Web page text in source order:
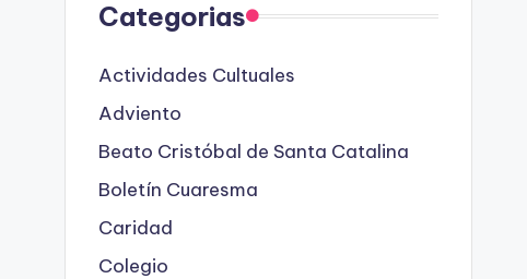
Categorias
Actividades Cultuales
Adviento
Beato Cristóbal de Santa Catalina
Boletín Cuaresma
Caridad
Colegio